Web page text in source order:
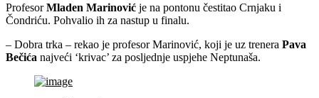
ProfesorMladen Marinović je na pontonu čestitao Crnjaku i
Čondriću. Pohvalio ih za nastup u finalu.
– Dobra trka – rekao je profesor Marinović, koji je uz trenera Pava
Bečića najveći ‘krivac’ za posljednje uspjehe Neptunaša.